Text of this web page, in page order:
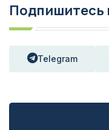
Подпишитесь
Telegram